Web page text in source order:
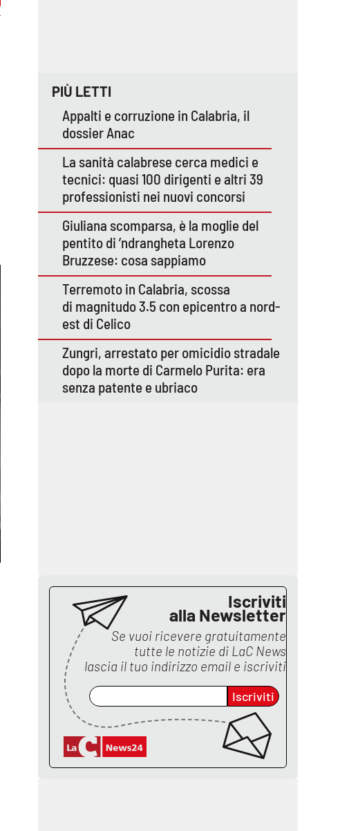
PIÙ LETTI
Appalti e corruzione in Calabria, il
dossier Anac
La sanità calabrese cerca medici e
tecnici: quasi 100 dirigenti e altri 39
professionisti nei nuovi concorsi
Giuliana scomparsa, è la moglie del
pentito di ’ndrangheta Lorenzo
Bruzzese: cosa sappiamo
Terremoto in Calabria, scossa
di magnitudo 3.5 con epicentro a nord-
est di Celico
Zungri, arrestato per omicidio stradale
dopo la morte di Carmelo Purita: era
senza patente e ubriaco
Iscriviti
alla Newsletter
Se vuoi ricevere gratuitamente
tutte le notizie di LaC News
lascia il tuo indirizzo email e iscriviti
Iscriviti